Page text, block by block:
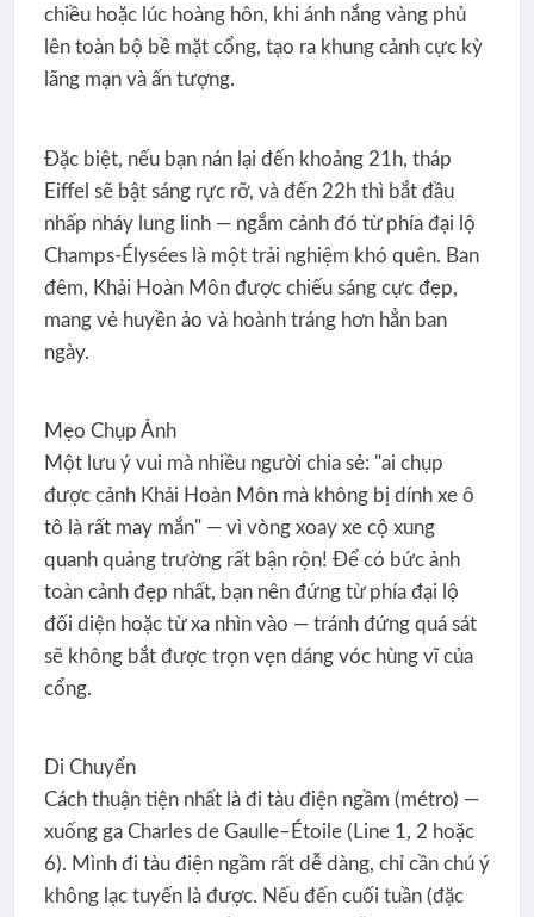
chiều hoặc lúc hoàng hôn, khi ánh nắng vàng phủ
lên toàn bộ bề mặt cổng, tạo ra khung cảnh cực kỳ
lãng mạn và ấn tượng.
Đặc biệt, nếu bạn nán lại đến khoảng 21h, tháp
Eiffel sẽ bật sáng rực rỡ, và đến 22h thì bắt đầu
nhấp nháy lung linh — ngắm cảnh đó từ phía đại lộ
Champs-Élysées là một trải nghiệm khó quên. Ban
đêm, Khải Hoàn Môn được chiếu sáng cực đẹp,
mang vẻ huyền ảo và hoành tráng hơn hẳn ban
ngày.
Mẹo Chụp Ảnh
Một lưu ý vui mà nhiều người chia sẻ: "ai chụp
được cảnh Khải Hoàn Môn mà không bị dính xe ô
tô là rất may mắn" — vì vòng xoay xe cộ xung
quanh quảng trường rất bận rộn! Để có bức ảnh
toàn cảnh đẹp nhất, bạn nên đứng từ phía đại lộ
đối diện hoặc từ xa nhìn vào — tránh đứng quá sát
sẽ không bắt được trọn vẹn dáng vóc hùng vĩ của
cổng.
Di Chuyển
Cách thuận tiện nhất là đi tàu điện ngầm (métro) —
xuống ga Charles de Gaulle–Étoile (Line 1, 2 hoặc
6). Mình đi tàu điện ngầm rất dễ dàng, chỉ cần chú ý
không lạc tuyến là được. Nếu đến cuối tuần (đặc